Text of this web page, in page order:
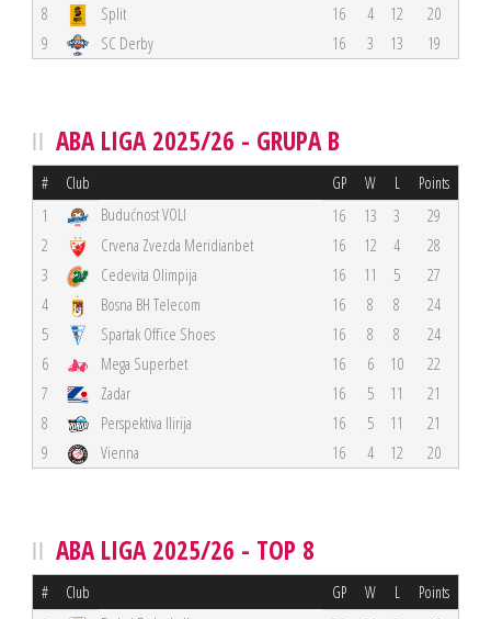
8
Split 16 4 12
20
9
SC Derby 16 3 13 19
ABA LIGA 2025/26 - GRUPA B
# Club GP W L Points
1 Budućnost VOLI 16 13 3
29
2
Crvena Zvezda Meridianbet 16 12 4
28
3
Cedevita Olimpija 16 11 5
27
4
Bosna BH Telecom 16 8 8
24
5
Spartak Office Shoes 16 8 8
24
6
Mega Superbet 16 6 10
22
7
Zadar 16 5 11
21
8
Perspektiva Ilirija 16 5 11
21
9
Vienna 16 4 12 20
ABA LIGA 2025/26 - TOP 8
# Club GP W L Points